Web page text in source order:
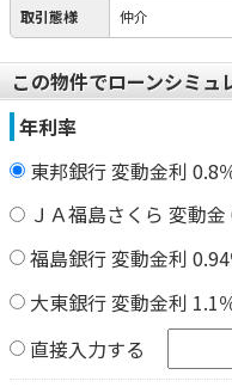
取引態様 仲介
この物件でローンシミュ
年利率
東邦銀行 変動金利 0.8
ＪＡ福島さくら 変動金
福島銀行 変動金利 0.94
大東銀行 変動金利 1.1
直接入力する